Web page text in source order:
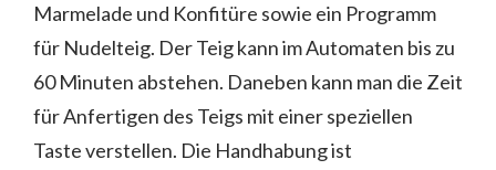
Marmelade und Konfitüre sowie ein Programm
für Nudelteig. Der Teig kann im Automaten bis zu
60 Minuten abstehen. Daneben kann man die Zeit
für Anfertigen des Teigs mit einer speziellen
Taste verstellen. Die Handhabung ist